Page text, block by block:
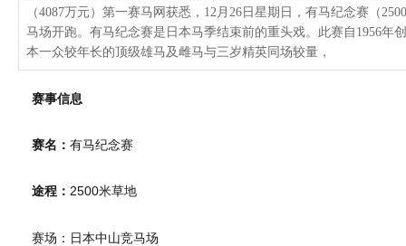
（4087万元）第一赛马网获悉，12月26日星期日，有马纪念赛（
马场开跑。有马纪念赛是日本马季结束前的重头戏。此赛自1956年
本一众较年长的顶级雄马及雌马与三岁精英同场较量，
赛事信息
赛名： 有马纪念赛
途程： 2500米草地
赛场：日本中山竞马场